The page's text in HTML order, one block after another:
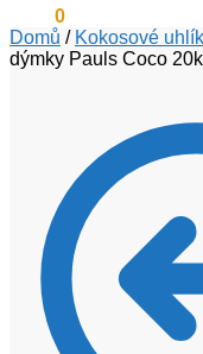
0
Domů / Kokosové
dýmky Pauls Coco